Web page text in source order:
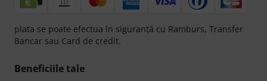
plata se poate efectua în siguranță cu Ramburs, Transfer
Bancar sau Card de credit.
Beneficiile tale